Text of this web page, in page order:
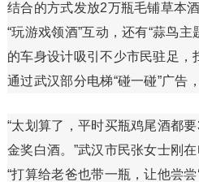
结合的方式发放2万瓶毛铺草本
“玩游戏领酒”互动，还有“蒜鸟
的车身设计吸引不少市民驻足，
通过武汉部分电梯“碰一碰”广告
“太划算了，平时买瓶鸡尾酒都
金奖白酒。”武汉市民张女士刚
“打算给老爸也带一瓶，让他尝尝